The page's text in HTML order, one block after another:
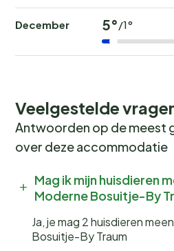
December 5°/1°
Veelgestelde
Antwoorden op de meest
over deze accommodatie
Mag ik mijn huisdieren
Moderne Bosuitje-By
Ja, je mag 2 huisdieren
Bosuitje-By Traum